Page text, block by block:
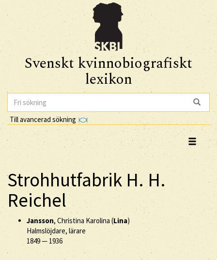
Svenskt kvinnobiografiskt
lexikon
Till avancerad sökning
Strohhutfabrik H. H.
Reichel
Jansson, Christina Karolina (Lina)
Halmslöjdare, lärare
1849— 1936